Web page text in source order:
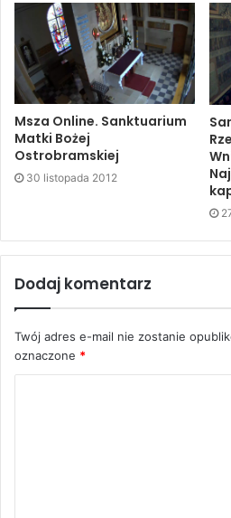
Msza Online. Sanktuarium
Matki Bożej
Ostrobramskiej
30 listopada 2012
Dodaj komentarz
Twój adres e-mail nie zostanie
oznaczone *